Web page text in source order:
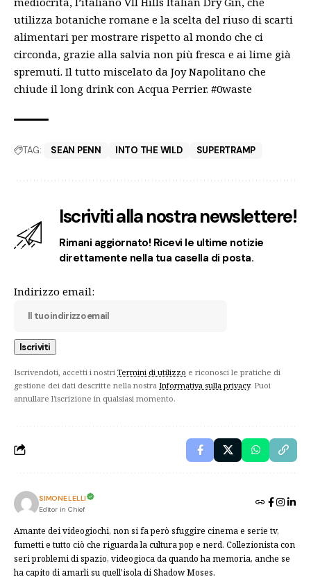
utilizza botaniche romane e la scelta del riuso di scarti
alimentari per mostrare rispetto al mondo che ci
circonda, grazie alla salvia non più fresca e ai lime già
spremuti. Il tutto miscelato da Joy Napolitano che
chiude il long drink con Acqua Perrier. #0waste
TAG: SEAN PENN INTO THE WILD SUPERTRAMP
Iscriviti alla nostra newslettere!
Rimani aggiornato! Ricevi le ultime notizie
direttamente nella tua casella di posta.
Indirizzo email:
Iscrivendoti, accetti i nostri Termini di utilizzo e riconosci le pratiche di
gestione dei dati descritte nella nostra Informativa sulla privacy. Puoi
annullare l'iscrizione in qualsiasi momento.
SIMONE LELLI
Editor in Chief
Amante dei videogiochi, non si fa però sfuggire cinema e serie tv,
fumetti e tutto ciò che riguarda la cultura pop e nerd. Collezionista con
seri problemi di spazio, videogioca da quando ha memoria, anche se
ha capito di amarli su quell'isola di Shadow Moses.